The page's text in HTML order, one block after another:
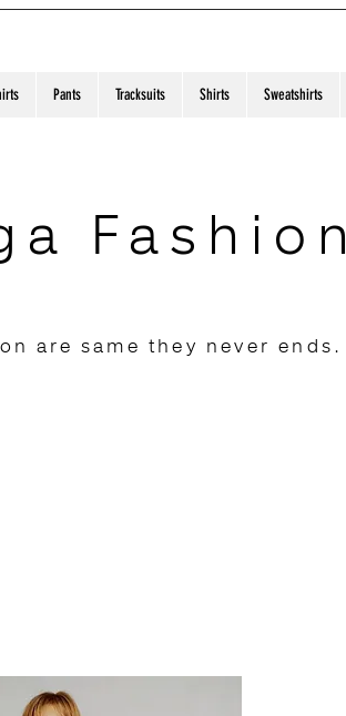
Pants Tracksuits Shirts Sweatshirts
Fashion
are same they never ends.